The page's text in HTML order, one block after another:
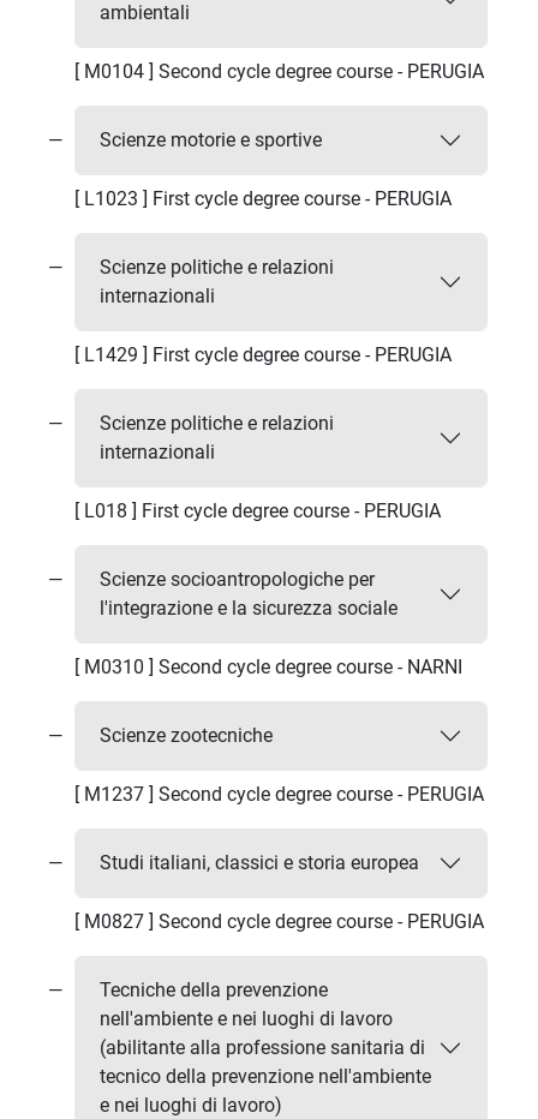
ambientali
[ M0104 ] Second cycle degree course - PERUGIA
Scienze motorie e sportive
[ L1023 ] First cycle degree course - PERUGIA
Scienze politiche e relazioni
internazionali
[ L1429 ] First cycle degree course - PERUGIA
Scienze politiche e relazioni
internazionali
[ L018 ] First cycle degree course - PERUGIA
Scienze socioantropologiche per
l'integrazione e la sicurezza sociale
[ M0310 ] Second cycle degree course - NARNI
Scienze zootecniche
[ M1237 ] Second cycle degree course - PERUGIA
Studi italiani, classici e storia europea
[ M0827 ] Second cycle degree course - PERUGIA
Tecniche della prevenzione
nell'ambiente e nei luoghi di lavoro
(abilitante alla professione sanitaria di
tecnico della prevenzione nell'ambiente
e nei luoghi di lavoro)